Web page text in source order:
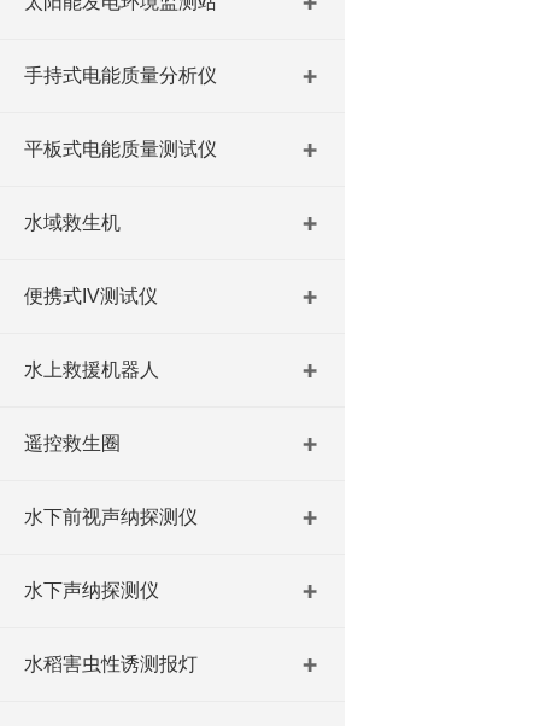
手持式电能质量分析仪
平板式电能质量测试仪
水域救生机
便携式IV测试仪
水上救援机器人
遥控救生圈
水下前视声纳探测仪
水下声纳探测仪
水稻害虫性诱测报灯